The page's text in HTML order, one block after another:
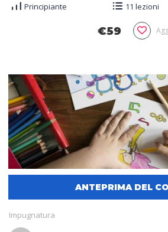
Principiante 11 lezioni
€59
Impugnatura